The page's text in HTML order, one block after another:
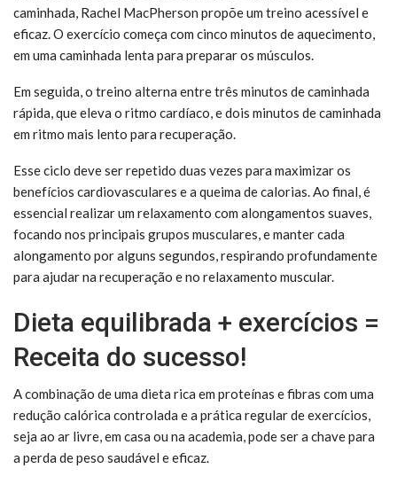
caminhada, Rachel MacPherson propõe um treino acessível e
eficaz. O exercício começa com cinco minutos de aquecimento,
em uma caminhada lenta para preparar os músculos.
Em seguida, o treino alterna entre três minutos de caminhada
rápida, que eleva o ritmo cardíaco, e dois minutos de caminhada
em ritmo mais lento para recuperação.
Esse ciclo deve ser repetido duas vezes para maximizar os
benefícios cardiovasculares e a queima de calorias. Ao final, é
essencial realizar um relaxamento com alongamentos suaves,
focando nos principais grupos musculares, e manter cada
alongamento por alguns segundos, respirando profundamente
para ajudar na recuperação e no relaxamento muscular.
Dieta equilibrada + exercícios =
Receita do sucesso!
A combinação de uma dieta rica em proteínas e fibras com uma
redução calórica controlada e a prática regular de exercícios,
seja ao ar livre, em casa ou na academia, pode ser a chave para
a perda de peso saudável e eficaz.